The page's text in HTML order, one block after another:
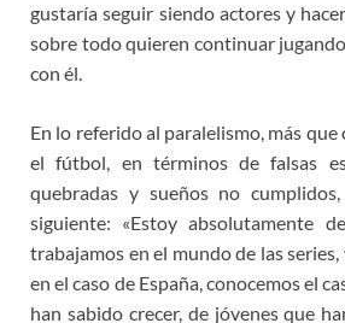
gustaría seguir siendo actores y
sobre todo quieren continuar
con él.
En lo referido al paralelismo, más
el fútbol, en términos de falsas
quebradas y sueños no
siguiente: «Estoy absolutamente
trabajamos en el mundo de las
en el caso de España, conocemos el
han sabido crecer, de jóvenes que